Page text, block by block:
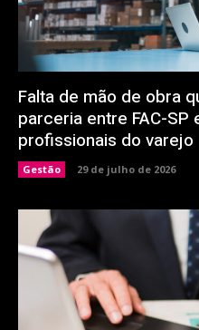
Falta de mão de obra
parceria entre FAC-SP
profissionais do varejo
Gestão 29 de julho de 2026